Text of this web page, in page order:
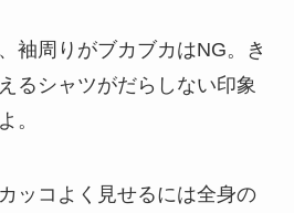
袖周りがブカブカはNG。き
るシャツがだらしない印象
。
ッコよく見せるには全身の